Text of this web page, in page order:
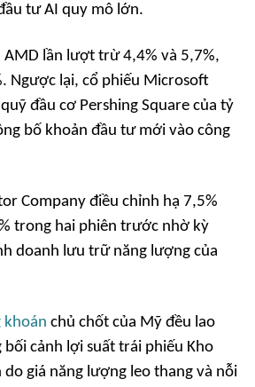
tư AI quy mô lớn.
AMD lần lượt trừ 4,4% và 5,7%,
Ngược lại, cổ phiếu Microsoft
đầu cơ Pershing Square của tỷ
bố khoản đầu tư mới vào công
Company điều chỉnh hạ 7,5%
trong hai phiên trước nhờ kỳ
doanh lưu trữ năng lượng của
khoán chủ chốt của Mỹ đều lao
cảnh lợi suất trái phiếu Kho
do giá năng lượng leo thang và nỗi